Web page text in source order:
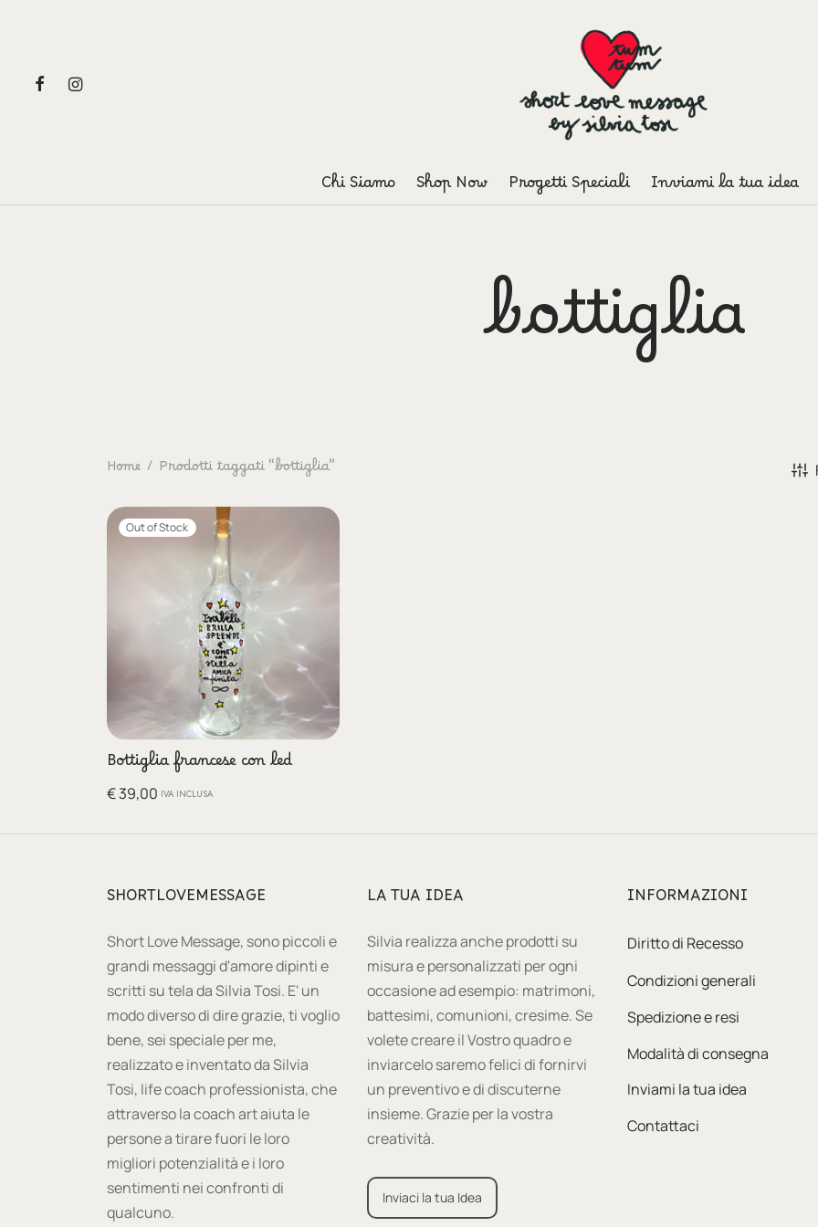
Chi Siamo Shop Now Progetti Speciali Inviami la tua idea
bottiglia
Home / Prodotti taggati “bottiglia”
Out of Stock
Bottiglia francese con led
€39,00 IVA INCLUSA
SHORTLOVEMESSAGE
Short Love Message, sono piccoli e
grandi messaggi d'amore dipinti e
scritti su tela da Silvia Tosi. E' un
modo diverso di dire grazie, ti voglio
bene, sei speciale per me,
realizzato e inventato da Silvia
Tosi, life coach professionista, che
attraverso la coach art aiuta le
persone a tirare fuori le loro
migliori potenzialità e i loro
sentimenti nei confronti di
qualcuno.
LA TUA IDEA
Silvia realizza anche prodotti su
misura e personalizzati per ogni
occasione ad esempio: matrimoni,
battesimi, comunioni, cresime. Se
volete creare il Vostro quadro e
inviarcelo saremo felici di fornirvi
un preventivo e di discuterne
insieme. Grazie per la vostra
creatività.
Inviaci la tua Idea
INFORMAZIONI
Diritto di Recesso
Condizioni generali
Spedizione e resi
Modalità di consegna
Inviami la tua idea
Contattaci